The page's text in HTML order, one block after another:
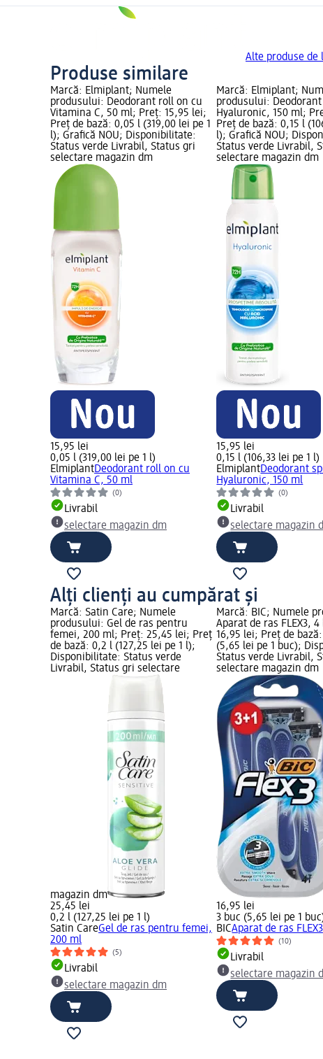
Alte produse de
Produse similare
Marcă: Elmiplant; Numele
produsului: Deodorant roll on cu
Vitamina C, 50 ml; Preț: 15,95 lei;
Preț de bază: 0,05 l (319,00 lei pe 1
l); Grafică NOU; Disponibilitate:
Status verde Livrabil, Status gri
selectare magazin dm
15,95 lei
0,05 l (319,00 lei pe 1 l)
ElmiplantDeodorant roll on cu
Vitamina C, 50 ml
(0)
Livrabil
selectare magazin dm
Marcă: Elmiplant;
produsului:
Hyaluronic, 150 ml;
Preț de bază: 0,15 l
l); Grafică NOU;
Status verde Livrabil,
selectare magazin dm
15,95 lei
0,15 l (106,33 lei pe 1 l)
ElmiplantDeodorant
Hyaluronic, 150 ml
(0)
Livrabil
selectare magazin
Alți clienți au cumpărat și
Marcă: Satin Care; Numele
produsului: Gel de ras pentru
femei, 200 ml; Preț: 25,45 lei; Preț
de bază: 0,2 l (127,25 lei pe 1 l);
Disponibilitate: Status verde
Livrabil, Status gri selectare
magazin dm
25,45 lei
0,2 l (127,25 lei pe 1 l)
Satin CareGel de ras pentru femei,
200 ml
(5)
Livrabil
selectare magazin dm
Marcă: BIC; Numele
Aparat de ras FLEX3,
16,95 lei; Preț de
(5,65 lei pe 1 buc);
Status verde Livrabil,
selectare magazin dm
16,95 lei
3 buc (5,65 lei pe 1
BICAparat de ras
(10)
Livrabil
selectare magazin